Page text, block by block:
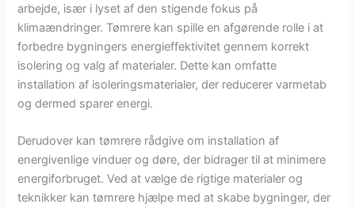
arbejde, især i lyset af den stigende fokus på
klimaændringer. Tømrere kan spille en afgørende rolle i at
forbedre bygningers energieffektivitet gennem korrekt
isolering og valg af materialer. Dette kan omfatte
installation af isoleringsmaterialer, der reducerer varmetab
og dermed sparer energi.
Derudover kan tømrere rådgive om installation af
energivenlige vinduer og døre, der bidrager til at minimere
energiforbruget. Ved at vælge de rigtige materialer og
teknikker kan tømrere hjælpe med at skabe bygninger, der